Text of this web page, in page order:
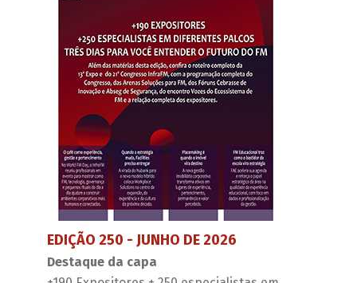
EDIÇÃO 250 - JUNHO DE 2026
Destaque da capa